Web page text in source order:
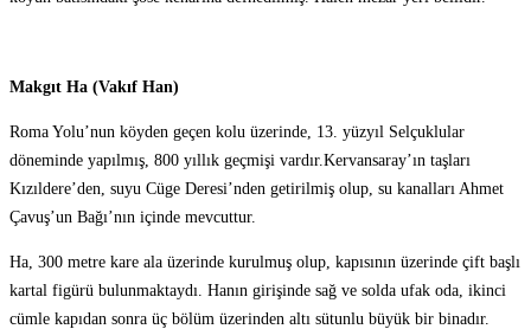
Makgıt Ha (Vakıf Han)
Roma Yolu’nun köyden geçen kolu üzerinde, 13. yüzyıl Selçuklular
döneminde yapılmış, 800 yıllık geçmişi vardır.Kervansaray’ın taşları
Kızıldere’den, suyu Cüge Deresi’nden getirilmiş olup, su kanalları Ahmet
Çavuş’un Bağı’nın içinde mevcuttur.
Ha, 300 metre kare ala üzerinde kurulmuş olup, kapısının üzerinde çift başlı
kartal figürü bulunmaktaydı. Hanın girişinde sağ ve solda ufak oda, ikinci
cümle kapıdan sonra üç bölüm üzerinden altı sütunlu büyük bir binadır.